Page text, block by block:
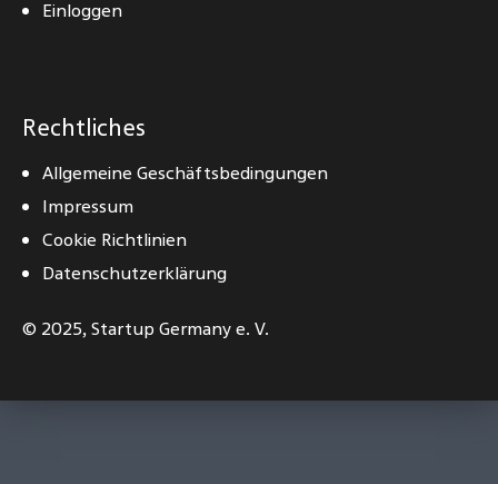
Einloggen
Rechtliches
Allgemeine Geschäftsbedingungen
Impressum
Cookie Richtlinien
Datenschutzerklärung
© 2025,Startup Germany e. V.